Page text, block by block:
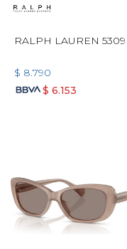
RALPH LAUREN 5309
$ 8.790
$ 6.153